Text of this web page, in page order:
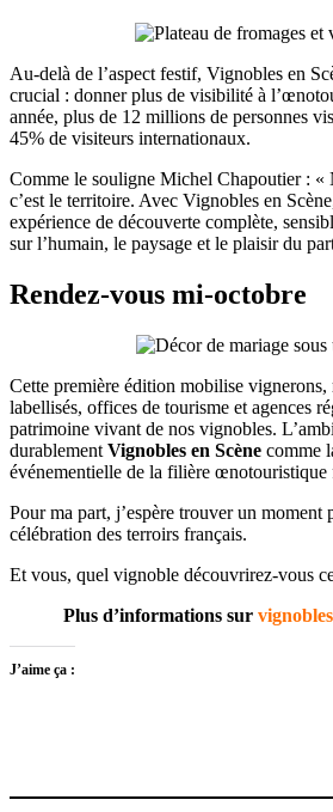
Au-delà de l’aspect festif, Vignobles en
crucial : donner plus de visibilité à
année, plus de 12 millions de personnes
45% de visiteurs internationaux.
Comme le souligne Michel Chapoutier : «
c’est le territoire. Avec Vignobles en
expérience de découverte complète,
sur l’humain, le paysage et le plaisir du
Rendez-vous mi-octobre
Cette première édition mobilise vignerons,
labellisés, offices de tourisme et agences
patrimoine vivant de nos vignobles.
durablement Vignobles en Scène comme
événementielle de la filière œnotouristique
Pour ma part, j’espère trouver un moment
célébration des terroirs français.
Et vous, quel vignoble découvrirez-vous
Plus d’informations sur
J’aime ça :